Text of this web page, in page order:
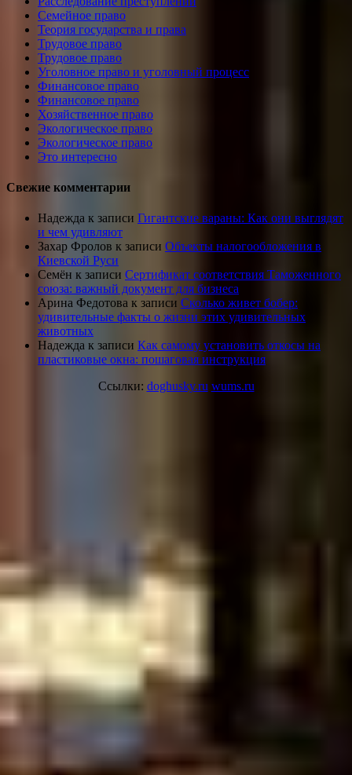
Семейное право
Теория государства и права
Трудовое право
Трудовое право
Уголовное право и уголовный процесс
Финансовое право
Финансовое право
Хозяйственное право
Экологическое право
Экологическое право
Это интересно
Свежие комментарии
Надежда к записи Гигантские вараны: Как они выглядят
и чем удивляют
Захар Фролов к записи Объекты налогообложения в
Киевской Руси
Семён к записи Сертификат соответствия Таможенного
союза: важный документ для бизнеса
Арина Федотова к записи Сколько живет бобер:
удивительные факты о жизни этих удивительных
животных
Надежда к записи Как самому установить откосы на
пластиковые окна: пошаговая инструкция
Ссылки: doghusky.ru wums.ru